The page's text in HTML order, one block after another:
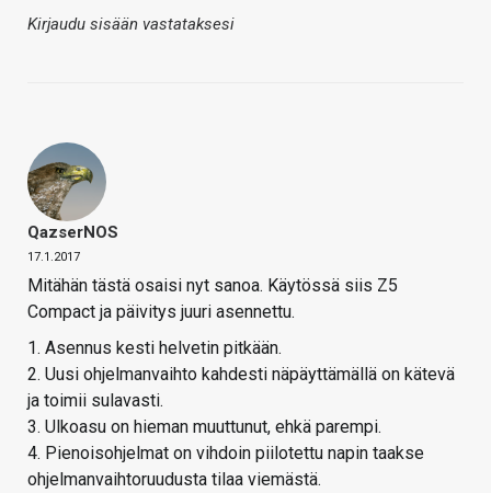
Kirjaudu sisään vastataksesi
QazserNOS
17.1.2017
Mitähän tästä osaisi nyt sanoa. Käytössä siis Z5
Compact ja päivitys juuri asennettu.
1. Asennus kesti helvetin pitkään.
2. Uusi ohjelmanvaihto kahdesti näpäyttämällä on kätevä
ja toimii sulavasti.
3. Ulkoasu on hieman muuttunut, ehkä parempi.
4. Pienoisohjelmat on vihdoin piilotettu napin taakse
ohjelmanvaihtoruudusta tilaa viemästä.